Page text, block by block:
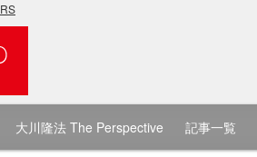
大川隆法 The Perspective 記事一覧